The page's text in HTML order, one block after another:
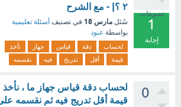
تصويتات
1
إجابة
٢ ؟| - مع الشرح
سُئل مارس 18 في تصنيف أسئلة تعليمية
بواسطة عبود
لحساب دقة قياس جهاز
نأخذ
قيمة
أقل تدريج فيه نقسمه
0
لحساب دقة قياس جهاز ما ، نأخذ
قيمة أقل تدريج فيه ثم نقسمه